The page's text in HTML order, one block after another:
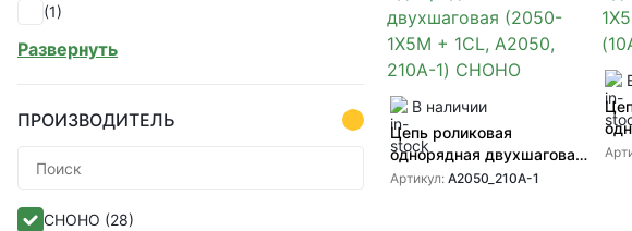
(1)
(1)
(1)
(1)
(1)
Развернуть
ПРОИЗВОДИТЕЛЬ
CHOHO (28)
В наличии
Цепь роликовая
однорядная двухшаговая
(2050-1X5M + 1CL,
Артикул: А2050_210A-1